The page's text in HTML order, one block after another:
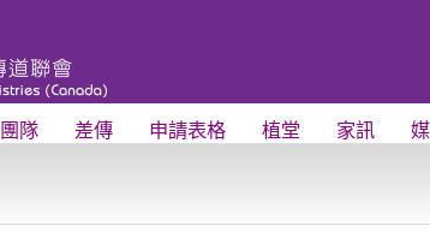
團隊 差傳 申請表格 植堂 家訊